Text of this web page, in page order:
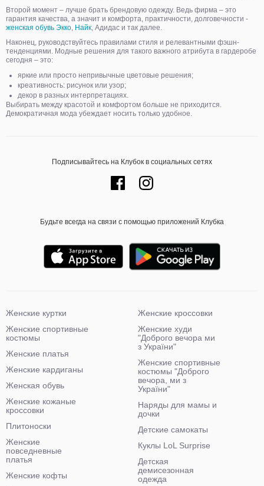
Второй момент – лучше брать брендовую одежду. Ведь фирма – это
гарантия качества, а значит и комфорта, практичности, долговечности -
женская обувь Экко, Найк, Адидас и так далее.
Наконец, руководствуйтесь правилами стиля и релевантными фэшн-
тенденциями. Модные решения для такого важного атрибута в гардеробе
сегодня – это:
яркие или просто непривычные цветовые решения;
креативность: рисунок или узор;
декор в разных интерпретациях.
Выбирать между красотой и комфортом больше не приходится.
Демократичная мода убеждает носить только удобное.
Подписывайтесь на Клубок в социальных сетях
Будьте всегда на связи с помощью приложений Клубка
Женские куртки
Женские спортивные
костюмы
Женские платья
Женские кардиганы
Женская обувь
Женские кожаные
кроссовки
Плитоноски
Женские
повседневные
платья
Женские кофты
Женские кроссовки
Женские худи
"Доброго вечора ми
з України"
Женские спортивные
костюмы "Доброго
вечора, ми з
України"
Наряды для мамы и
дочки
Детские самокаты
Куклы LoL Surprise
Детская
демисезонная
одежда